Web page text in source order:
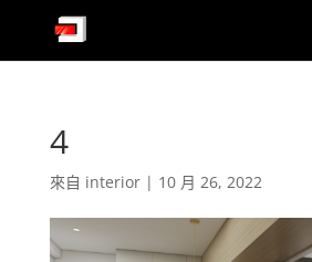
4
來自 interior| 10 月 26, 2022